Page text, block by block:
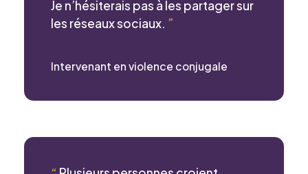
Je n’hésiterais pas à les partager sur
les réseaux sociaux. ”
Intervenant en violence conjugale
faire connaître votre intérêt.
Nom*
Prénom*